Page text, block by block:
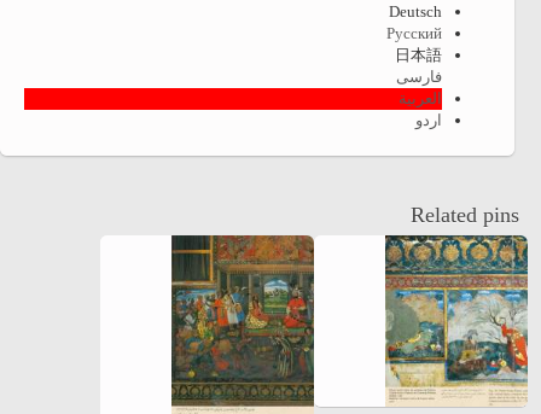
Deutsch
Русский
日本語
فارسی
العربية
اردو
Related pins